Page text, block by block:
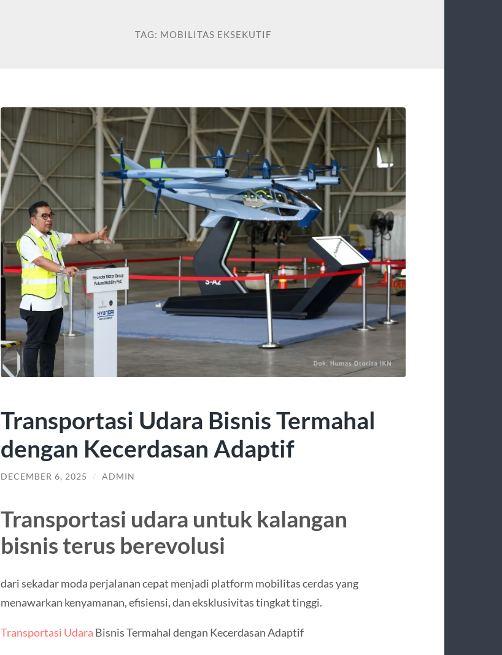
TAG: MOBILITAS EKSEKUTIF
Transportasi Udara Bisnis Termahal
dengan Kecerdasan Adaptif
DECEMBER 6, 2025 / ADMIN
Transportasi udara untuk kalangan
bisnis terus berevolusi
dari sekadar moda perjalanan cepat menjadi platform mobilitas cerdas yang
menawarkan kenyamanan, efisiensi, dan eksklusivitas tingkat tinggi.
Transportasi Udara Bisnis Termahal dengan Kecerdasan Adaptif